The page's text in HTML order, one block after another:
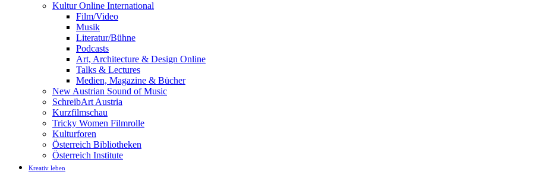
Kultur Online International
Film/Video
Musik
Literatur/Bühne
Podcasts
Art, Architecture & Design Online
Talks & Lectures
Medien, Magazine & Bücher
New Austrian Sound of Music
SchreibArt Austria
Kurzfilmschau
Tricky Women Filmrolle
Kulturforen
Österreich Bibliotheken
Österreich Institute
Kreativ leben